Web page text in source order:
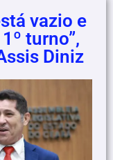
vazio e
turno”,
Diniz